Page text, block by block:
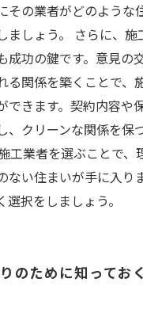
その業者がどのような
ましょう。 さらに、施
成功の鍵です。意見の
る関係を築くことで、
できます。契約内容や
、クリーンな関係を保
工業者を選ぶことで、
ない住まいが手に入り
択をしましょう。
のために知ってお